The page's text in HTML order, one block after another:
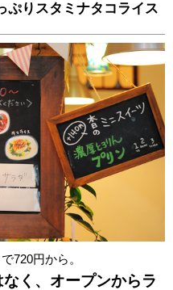
ぷりスタミナタコライス
720円から。
く、オープンからラ